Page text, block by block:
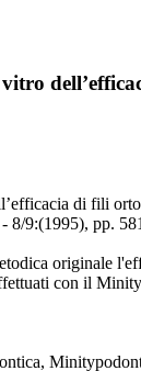
di fili
9:(1995), pp.
originale
con il